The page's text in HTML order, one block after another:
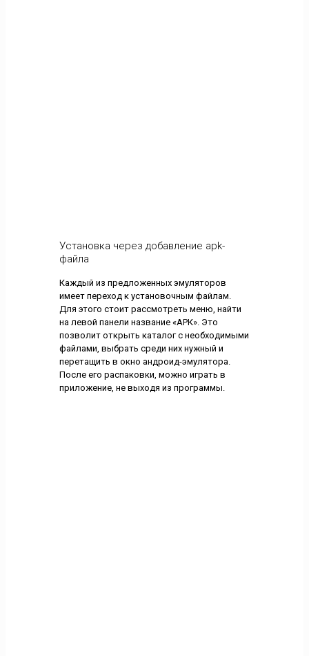
Установка через добавление apk-
файла
Каждый из предложенных эмуляторов
имеет переход к установочным файлам.
Для этого стоит рассмотреть меню, найти
на левой панели название «АРК». Это
позволит открыть каталог с необходимыми
файлами, выбрать среди них нужный и
перетащить в окно андроид-эмулятора.
После его распаковки, можно играть в
приложение, не выходя из программы.